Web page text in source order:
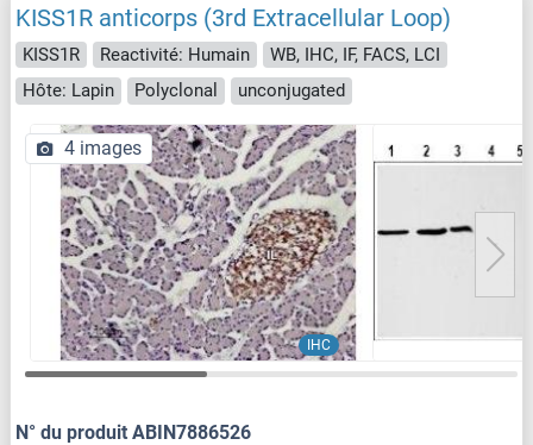
KISS1R anticorps (3rd Extracellular Loop)
KISS1R Reactivité: Humain
WB, IHC, IF, FACS, LCI
Hôte: Lapin
Polyclonal unconjugated
IHC
4 images
N° du produit ABIN7886526